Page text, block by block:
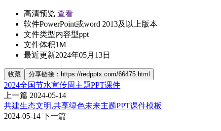
高清预览 查看
软件PowerPoint或word 2013及以上版本
文件类型内容型ppt
文件体积1M
最近更新2024年05月13日
收藏 分享链接：https://redpptx.com/66475.html
2024全国节水宣传周主题PPT课件
上一篇 2024-05-14
共建生态文明,共享绿色未来主题PPT课件模板
2024-05-14 下一篇